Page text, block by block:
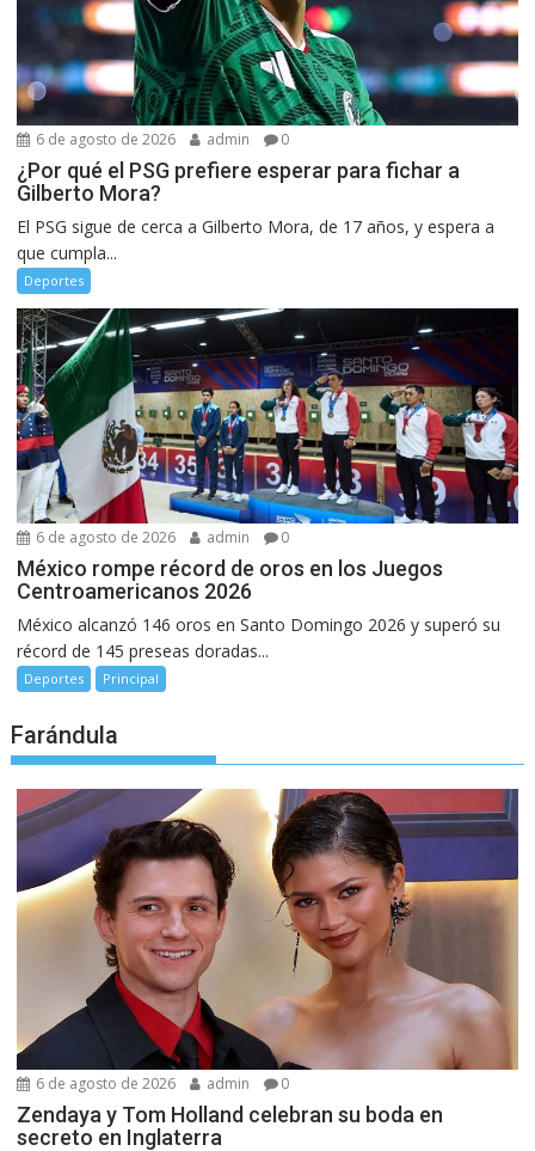
6 de agosto de 2026 admin 0
¿Por qué el PSG prefiere esperar para fichar a
Gilberto Mora?
El PSG sigue de cerca a Gilberto Mora, de 17 años, y espera a
que cumpla...
Deportes
6 de agosto de 2026 admin 0
México rompe récord de oros en los Juegos
Centroamericanos 2026
México alcanzó 146 oros en Santo Domingo 2026 y superó su
récord de 145 preseas doradas...
Deportes Principal
Farándula
6 de agosto de 2026 admin 0
Zendaya y Tom Holland celebran su boda en
secreto en Inglaterra